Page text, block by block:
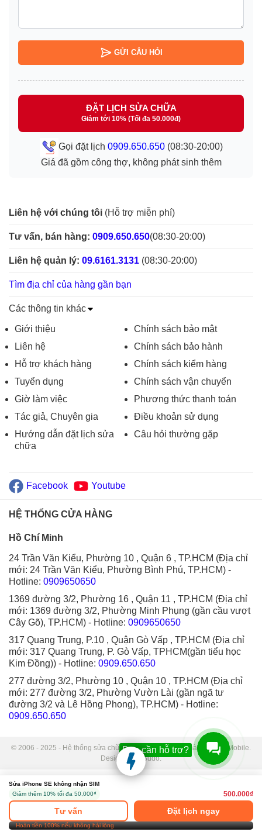
GỬI CÂU HỎI
ĐẶT LỊCH SỬA CHỮA
Giảm tới 10% (Tối đa 50.000đ)
Gọi đặt lịch 0909.650.650(08:30-20:00)
Giá đã gồm công thợ, không phát sinh thêm
Liên hệ với chúng tôi (Hỗ trợ miễn phí)
Tư vấn, bán hàng: 0909.650.650(08:30-20:00)
Liên hệ quản lý: 09.6161.3131 (08:30-20:00)
Tìm địa chỉ của hàng gần bạn
Các thông tin khác
Giới thiệu
Liên hệ
Hỗ trợ khách hàng
Tuyển dụng
Giờ làm việc
Tác giả, Chuyên gia
Hướng dẫn đặt lịch sửa
chữa
Chính sách bảo mật
Chính sách bảo hành
Chính sách kiểm hàng
Chính sách vận chuyển
Phương thức thanh toán
Điều khoản sử dụng
Câu hỏi thường gặp
Facebook Youtube
HỆ THỐNG CỬA HÀNG
Hồ Chí Minh
24 Trần Văn Kiểu, Phường 10 , Quận 6 , TP.HCM (Địa chỉ
mới: 24 Trần Văn Kiểu, Phường Bình Phú, TP.HCM) -
Hotline: 0909650650
1369 đường 3/2, Phường 16 , Quận 11 , TP.HCM (Địa chỉ
mới: 1369 đường 3/2, Phường Minh Phụng (gần cầu vượt
Cây Gõ), TP.HCM) - Hotline: 0909650650
317 Quang Trung, P.10 , Quận Gò Vấp , TP.HCM (Địa chỉ
mới: 317 Quang Trung, P. Gò Vấp, TPHCM(gần tiểu học
Kim Đồng)) - Hotline: 0909.650.650
277 đường 3/2, Phường 10 , Quận 10 , TP.HCM (Địa chỉ
mới: 277 đường 3/2, Phường Vườn Lài (gần ngã tư
đường 3/2 và Lê Hồng Phong), TP.HCM) - Hotline:
0909.650.650
© 2006 - 2025 - Hệ thống sửa chữa điện thoại di động Thành Trung Mobile.
Designed by Sudo.
Sửa iPhone SE không nhận SIM
Giảm thêm 10% tối đa 50,000₫
500.000₫
Tư vấn Đặt lịch ngay
Hoàn tiền 100% nếu không hài lòng
Bạn cần hỗ trợ?